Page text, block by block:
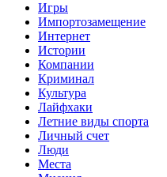
Игры
Импортозамещение
Интернет
Истории
Компании
Криминал
Культура
Лайфхаки
Летние виды спорта
Личный счет
Люди
Места